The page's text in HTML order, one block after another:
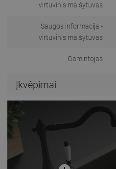
virtuvinis maišytuvas
Saugos informacija -
virtuvinis maišytuvas
Gamintojas
Įkvėpimai